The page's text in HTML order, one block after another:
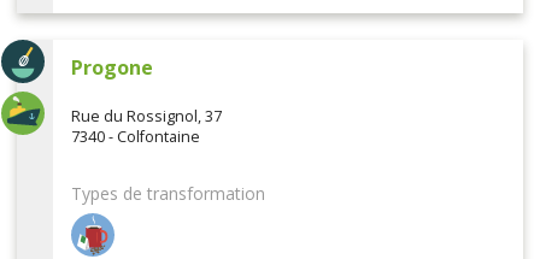
Progone
Rue du Rossignol, 37
7340 - Colfontaine
Types de transformation